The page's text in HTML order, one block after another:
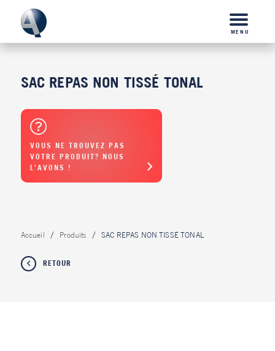
MENU
SAC REPAS NON TISSÉ TONAL
VOUS NE TROUVEZ PAS
VOTRE PRODUIT? NOUS
L'AVONS !
Accueil Produits SAC REPAS NON TISSÉ TONAL
RETOUR